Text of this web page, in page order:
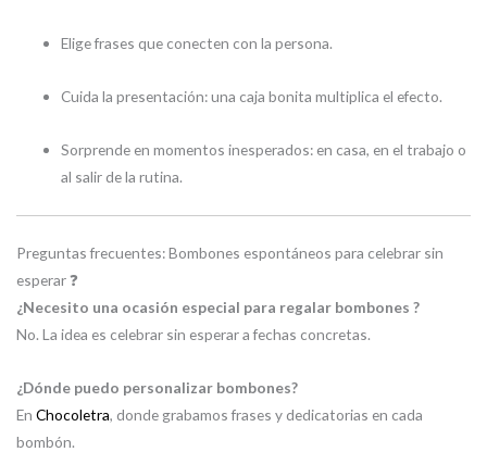
Elige frases que conecten con la persona.
Cuida la presentación: una caja bonita multiplica el efecto.
Sorprende en momentos inesperados: en casa, en el trabajo o
al salir de la rutina.
Preguntas frecuentes: Bombones espontáneos para celebrar sin
esperar ❓
¿Necesito una ocasión especial para regalar bombones ?
No. La idea es celebrar sin esperar a fechas concretas.
¿Dónde puedo personalizar bombones?
En Chocoletra, donde grabamos frases y dedicatorias en cada
bombón.